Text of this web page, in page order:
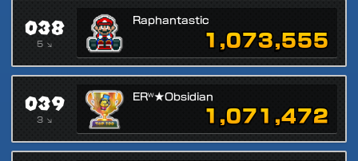
038
5 ↘
Raphantastic
1,073,555
039
3 ↘
ERᵂ★Obsidian
1,071,472